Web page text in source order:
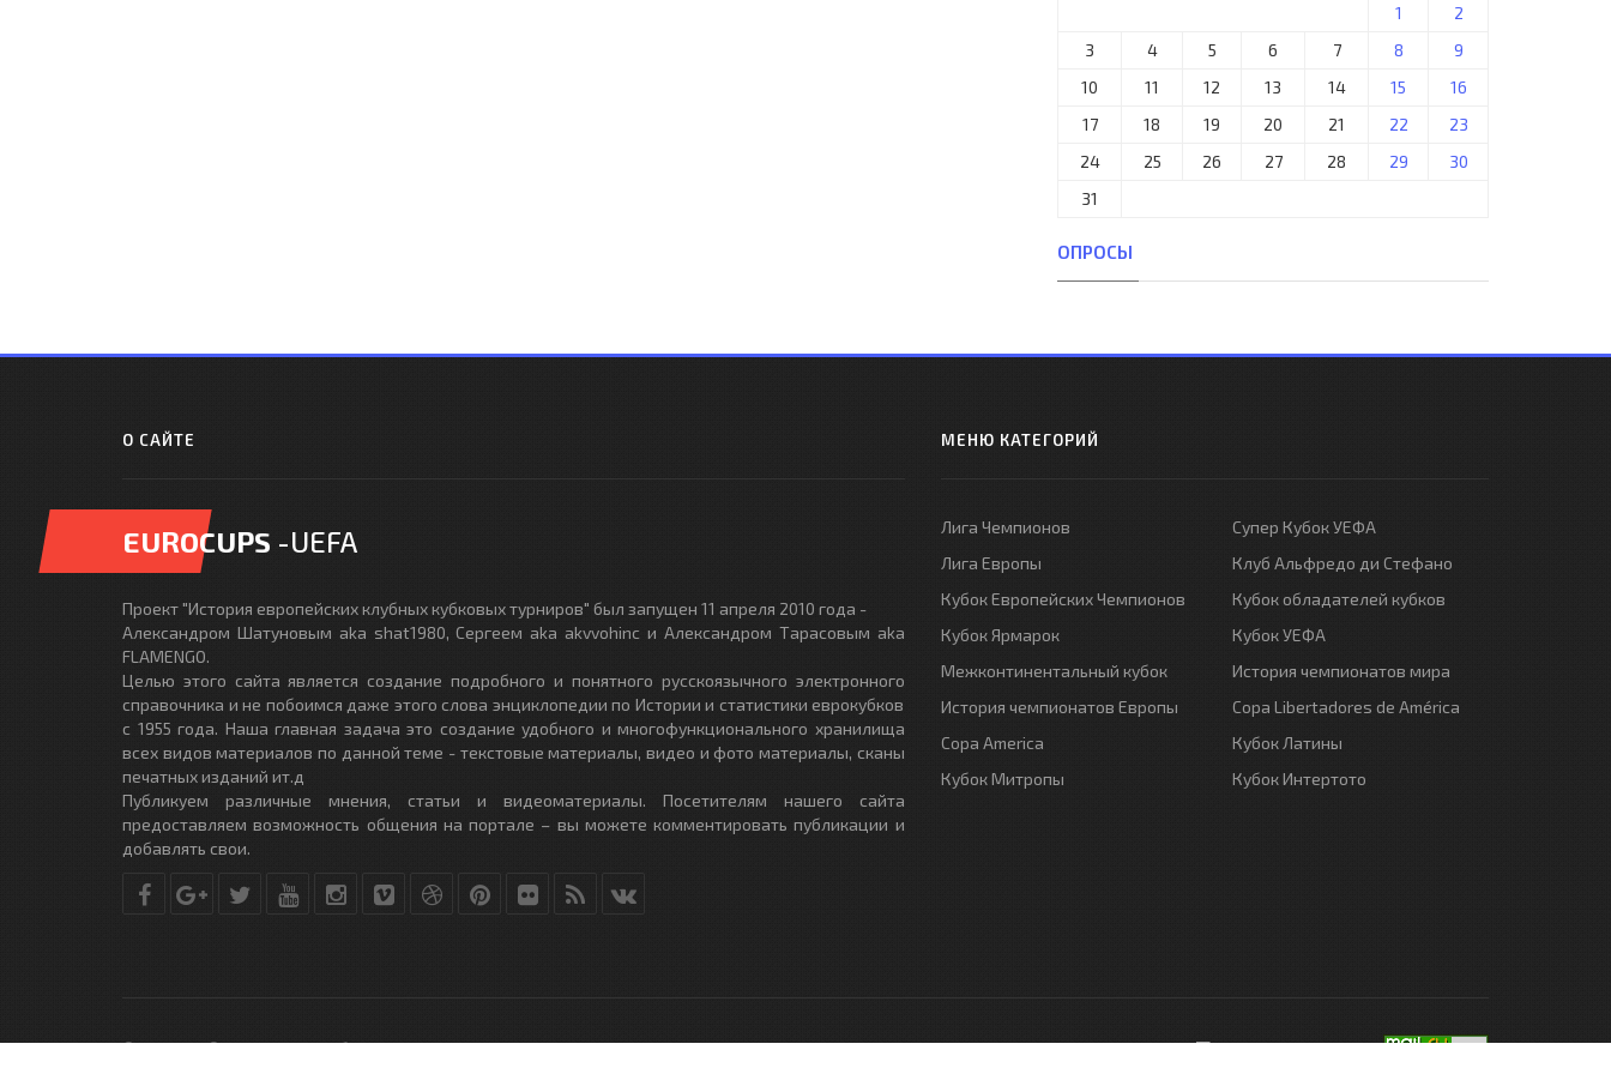
1
2
3
4 5 6 7 8
9
10
11 12 13 14 15
16
17
18 19 20 21 22
23
24
25 26 27 28 29
30
31
ОПРОСЫ
О САЙТЕ
EUROCUPS -UEFA
Проект "История европейских клубных кубковых турниров" был запущен 11 апреля 2010 года -
Александром Шатуновым aka shat1980, Сергеем aka akvvohinc и Александром Тарасовым aka
FLAMENGO.
Целью этого сайта является создание подробного и понятного русскоязычного электронного
справочника и не побоимся даже этого слова энциклопедии по Истории и статистики еврокубков
с 1955 года. Наша главная задача это создание удобного и многофункционального хранилища
всех видов материалов по данной теме - текстовые материалы, видео и фото материалы, сканы
печатных изданий ит.д
Публикуем различные мнения, статьи и видеоматериалы. Посетителям нашего сайта
предоставляем возможность общения на портале – вы можете комментировать публикации и
добавлять свои.
МЕНЮ КАТЕГОРИЙ
Лига Чемпионов
Лига Европы
Кубок Европейских Чемпионов
Кубок Ярмарок
Межконтинентальный кубок
История чемпионатов Европы
Copa America
Кубок Митропы
Супер Кубок УЕФА
Клуб Альфредо ди Стефано
Кубок обладателей кубков
Кубок УЕФА
История чемпионатов мира
Copa Libertadores de América
Кубок Латины
Кубок Интертото
© Copyright © 2010-2017. Разработано студиейDLE-THEME.RU- All Rights Reserved.